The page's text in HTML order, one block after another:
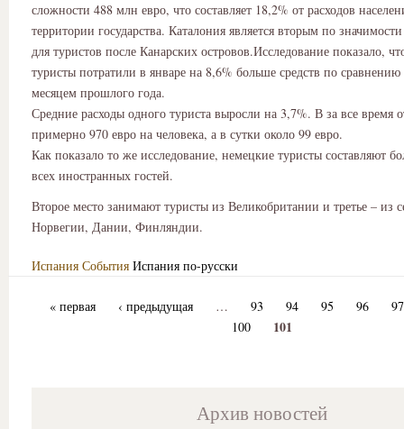
сложности 488 млн евро, что составляет 18,2% от расходов
территории государства. Каталония является вторым по
для туристов после Канарских островов.Исследование показало,
туристы потратили в январе на 8,6% больше средств по
месяцем прошлого года.
Средние расходы одного туриста выросли на 3,7%. В за все время
примерно 970 евро на человека, а в сутки около 99 евро.
Как показало то же исследование, немецкие туристы составляют
всех иностранных гостей.
Второе место занимают туристы из Великобритании и третье – из
Норвегии, Дании, Финляндии.
Испания События Испания по-русски
« первая ‹ предыдущая … 93 94 95 96
97
100
101
Архив новостей